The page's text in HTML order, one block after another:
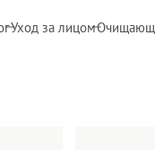
Уход за лицом